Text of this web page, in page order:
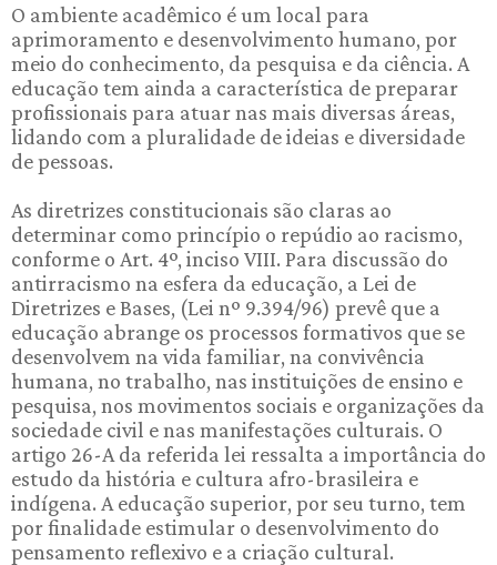
O ambiente acadêmico é um local para
aprimoramento e desenvolvimento humano, por
meio do conhecimento, da pesquisa e da ciência. A
educação tem ainda a característica de preparar
profissionais para atuar nas mais diversas áreas,
lidando com a pluralidade de ideias e diversidade
de pessoas.
As diretrizes constitucionais são claras ao
determinar como princípio o repúdio ao racismo,
conforme o Art. 4º, inciso VIII. Para discussão do
antirracismo na esfera da educação, a Lei de
Diretrizes e Bases, (Lei nº 9.394/96) prevê que a
educação abrange os processos formativos que se
desenvolvem na vida familiar, na convivência
humana, no trabalho, nas instituições de ensino e
pesquisa, nos movimentos sociais e organizações da
sociedade civil e nas manifestações culturais. O
artigo 26-A da referida lei ressalta a importância do
estudo da história e cultura afro-brasileira e
indígena. A educação superior, por seu turno, tem
por finalidade estimular o desenvolvimento do
pensamento reflexivo e a criação cultural.